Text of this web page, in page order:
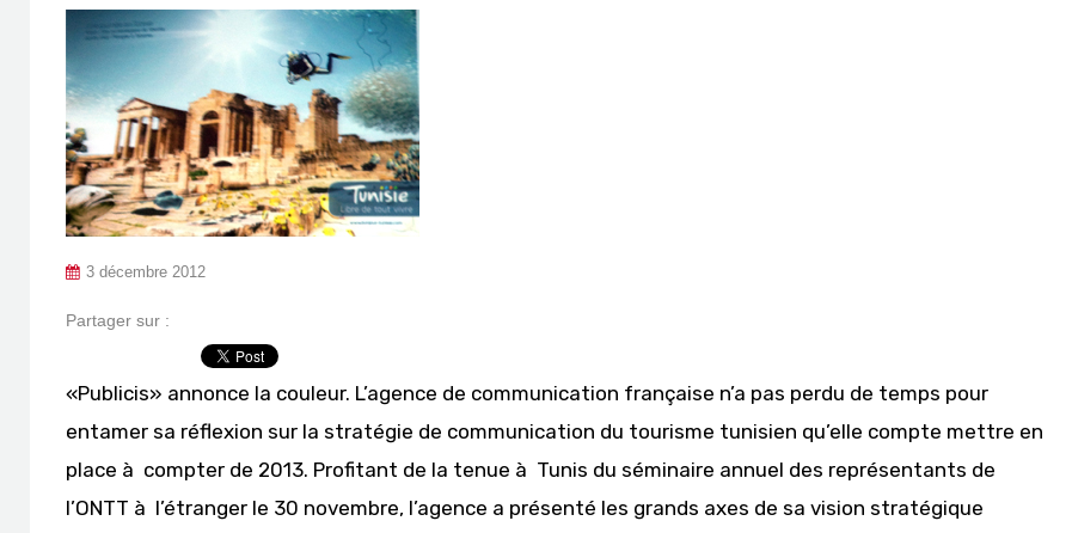
3 décembre 2012
Partager sur :
«Publicis» annonce la couleur. L’agence de communication française n’a pas perdu de temps pour
entamer sa réflexion sur la stratégie de communication du tourisme tunisien qu’elle compte mettre en
place à compter de 2013. Profitant de la tenue à Tunis du séminaire annuel des représentants de
l’ONTT à l’étranger le 30 novembre, l’agence a présenté les grands axes de sa vision stratégique